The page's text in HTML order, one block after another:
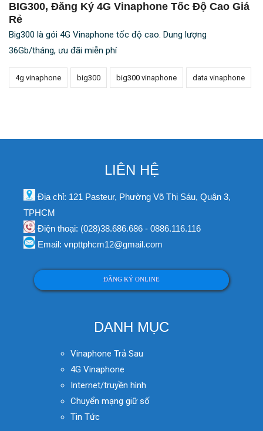
BIG300, Đăng Ký 4G Vinaphone Tốc Độ Cao Giá
Rẻ
Big300 là gói 4G Vinaphone tốc độ cao. Dung lượng
36Gb/tháng, ưu đãi miễn phí
4g vinaphone big300 big300 vinaphone data vinaphone
LIÊN HỆ
Địa chỉ: 121 Pasteur, Phường Võ Thị Sáu, Quận 3,
TPHCM
Điện thoại: (028)38.686.686 - 0886.116.116
Email: vnpttphcm12@gmail.com
ĐĂNG KÝ ONLINE
DANH MỤC
Vinaphone Trả Sau
4G Vinaphone
Internet/truyền hình
Chuyển mạng giữ số
Tin Tức